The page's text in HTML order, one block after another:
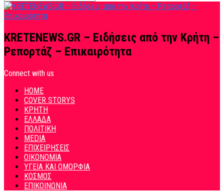
KRETENEWS.GR – Ειδήσεις από την Κρήτη –
Ρεπορτάζ – Επικαιρότητα
Connect with us
HOME
COVER STORYS
ΚΡΗΤΗ
ΕΛΛΑΔΑ
ΠΟΛΙΤΙΚΗ
MEDIA
ΕΠΙΧΕΙΡΗΣΕΙΣ
ΟΙΚΟΝΟΜΙΑ
ΥΓΕΙΑ ΚΑΙ ΟΜΟΡΦΙΑ
ΚΟΣΜΟΣ
ΕΠΙΚΟΙΝΩΝΙΑ